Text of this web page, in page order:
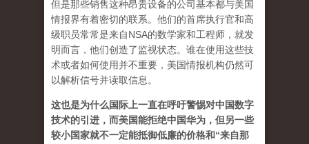
但是那些销售这种昂贵设备的公司基本都与美国
情报界有着密切的联系。他们的首席执行官和高
级职员常常是来自NSA的数学家和工程师，就发
明而言，他们创造了监视状态。谁在使用这些技
术或者如何使用并不重要，美国情报机构仍然可
以解析信号并读取信息。
这也是为什么国际上一直在呼吁警惕对中国数字
技术的引进，而美国能拒绝中国华为，但另一些
较小国家就不一定能抵御低廉的价格和“来自那